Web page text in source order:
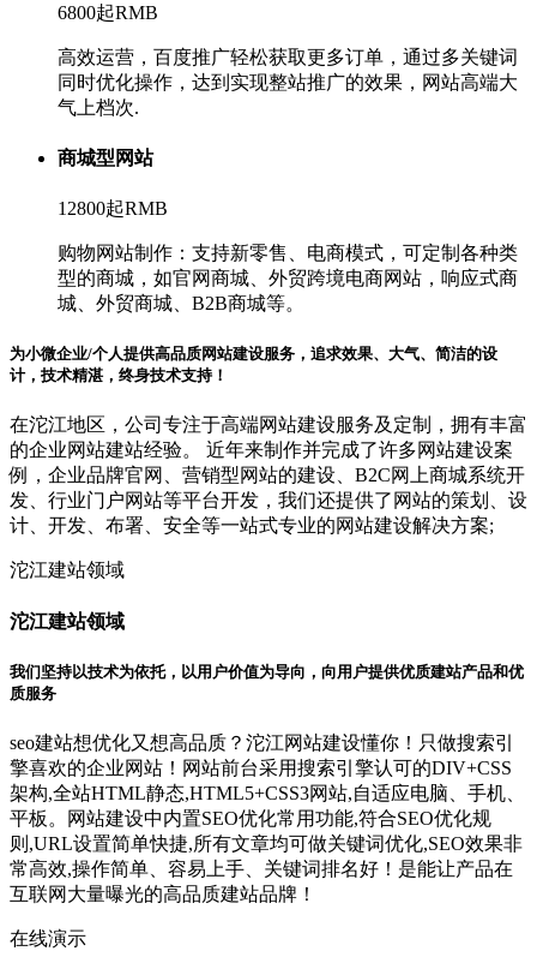
6800起RMB
高效运营，百度推广轻松获取更多订单，通过多关键词
同时优化操作，达到实现整站推广的效果，网站高端大
气上档次.
商城型网站
12800起RMB
购物网站制作：支持新零售、电商模式，可定制各种类
型的商城，如官网商城、外贸跨境电商网站，响应式商
城、外贸商城、B2B商城等。
为小微企业/个人提供高品质网站建设服务，追求效果、大气、简洁的设
计，技术精湛，终身技术支持！
在沱江地区，公司专注于高端网站建设服务及定制，拥有丰富
的企业网站建站经验。 近年来制作并完成了许多网站建设案
例，企业品牌官网、营销型网站的建设、B2C网上商城系统开
发、行业门户网站等平台开发，我们还提供了网站的策划、设
计、开发、布署、安全等一站式专业的网站建设解决方案;
沱江建站领域
沱江建站领域
我们坚持以技术为依托，以用户价值为导向，向用户提供优质建站产品和优
质服务
seo建站想优化又想高品质？沱江网站建设懂你！只做搜索引
擎喜欢的企业网站！网站前台采用搜索引擎认可的DIV+CSS
架构,全站HTML静态,HTML5+CSS3网站,自适应电脑、手机、
平板。网站建设中内置SEO优化常用功能,符合SEO优化规
则,URL设置简单快捷,所有文章均可做关键词优化,SEO效果非
常高效,操作简单、容易上手、关键词排名好！是能让产品在
互联网大量曝光的高品质建站品牌！
在线演示